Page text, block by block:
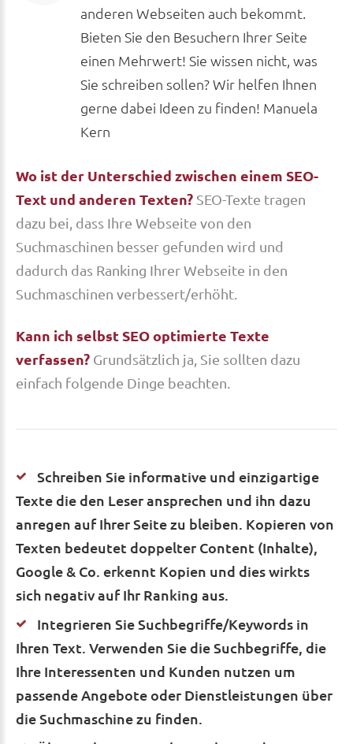
anderen Webseiten auch bekommt.
Bieten Sie den Besuchern Ihrer Seite
einen Mehrwert! Sie wissen nicht, was
Sie schreiben sollen? Wir helfen Ihnen
gerne dabei Ideen zu finden! Manuela
Kern
Wo ist der Unterschied zwischen einem SEO-
Text und anderen Texten? SEO-Texte tragen
dazu bei, dass Ihre Webseite von den
Suchmaschinen besser gefunden wird und
dadurch das Ranking Ihrer Webseite in den
Suchmaschinen verbessert/erhöht.
Kann ich selbst SEO optimierte Texte
verfassen? Grundsätzlich ja, Sie sollten dazu
einfach folgende Dinge beachten.
Schreiben Sie informative und einzigartige
Texte die den Leser ansprechen und ihn dazu
anregen auf Ihrer Seite zu bleiben. Kopieren von
Texten bedeutet doppelter Content (Inhalte),
Google & Co. erkennt Kopien und dies wirkts
sich negativ auf Ihr Ranking aus.
Integrieren Sie Suchbegriffe/Keywords in
Ihren Text. Verwenden Sie die Suchbegriffe, die
Ihre Interessenten und Kunden nutzen um
passende Angebote oder Dienstleistungen über
die Suchmaschine zu finden.